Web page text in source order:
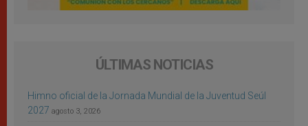
ÚLTIMAS NOTICIAS
Himno oficial de la Jornada Mundial de la Juventud Seúl
2027 agosto 3, 2026